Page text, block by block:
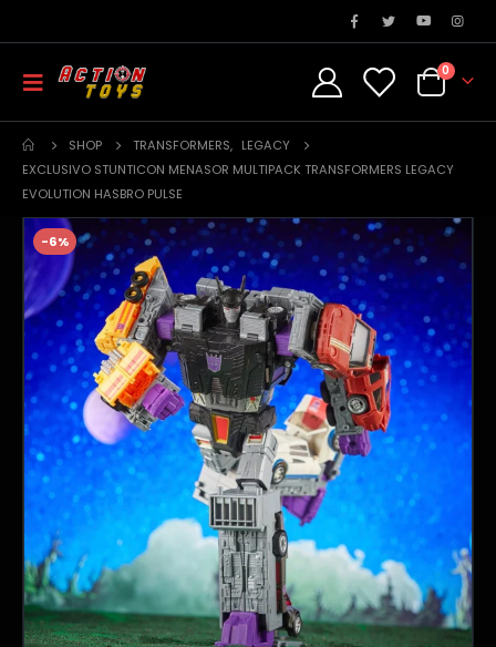
0
SHOP TRANSFORMERS, LEGACY
EXCLUSIVO STUNTICON MENASOR MULTIPACK TRANSFORMERS LEGACY
EVOLUTION HASBRO PULSE
-6%